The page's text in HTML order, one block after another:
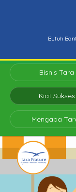
Butuh
Bisnis Tara
Kiat Sukses
Mengapa